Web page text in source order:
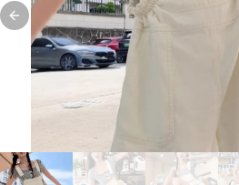
Previous slide